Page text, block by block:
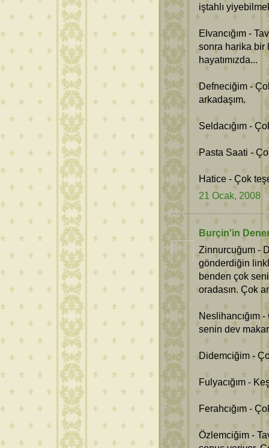
iştahlı
Elvancığım -
sonra harika bir
hayatımızda...
Defneciğim -
arkadaşım.
Seldacığım -
Pasta Saati -
Hatice - Çok
21 Ocak, 2008
Burçin'in
Zinnurcuğum -
gönderdiğin
benden çok
oradasın. Çok
Neslihancığım
senin dev
Didemciğim -
Fulyacığım -
Ferahcığım -
Özlemciğim -